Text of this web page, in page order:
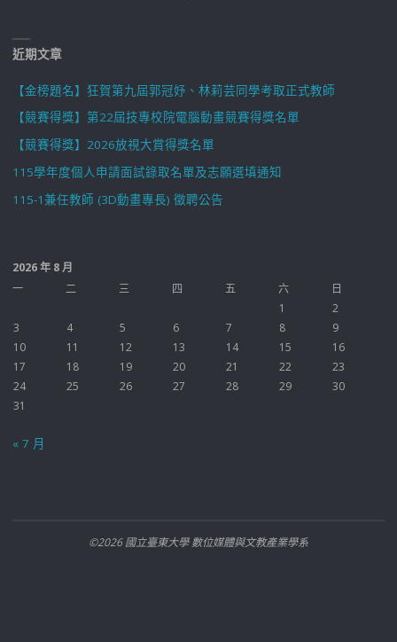
近期文章
【金榜題名】狂賀第九屆郭冠妤、林莉芸同學考取正式教師
【競賽得獎】第22屆技專校院電腦動畫競賽得獎名單
【競賽得獎】2026放視大賞得獎名單
115學年度個人申請面試錄取名單及志願選填通知
115-1兼任教師 (3D動畫專長) 徵聘公告
2026 年 8 月
一
二 三 四 五 六
日
1
2
3
4 5 6 7 8
9
10
11 12 13 14 15
16
17
18 19 20 21 22
23
24
25 26 27 28 29
30
31
« 7 月
©2026 國立臺東大學 數位媒體與文教產業學系